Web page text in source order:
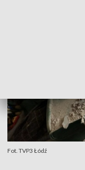
Fot. TVP3 Łódź